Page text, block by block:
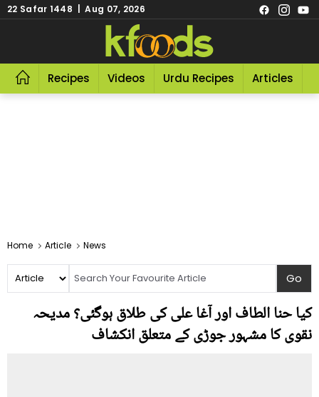
22 Safar 1448 | Aug 07, 2026
Recipes Videos Urdu Recipes Articles
Home Article News
کیا حنا الطاف اور آغا علی کی طلاق ہوگئی؟ مدیحہ
نقوی کا مشہور جوڑی کے متعلق انکشاف